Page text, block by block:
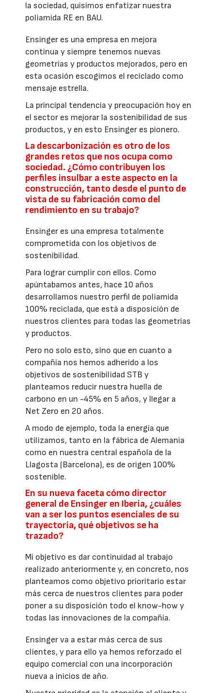
la sociedad, quisimos enfatizar nuestra
poliamida RE en BAU.
Ensinger es una empresa en mejora
continua y siempre tenemos nuevas
geometrías y productos mejorados, pero en
esta ocasión escogimos el reciclado como
mensaje estrella.
La principal tendencia y preocupación hoy en
el sector es mejorar la sostenibilidad de sus
productos, y en esto Ensinger es pionero.
La descarbonización es otro de los
grandes retos que nos ocupa como
sociedad. ¿Cómo contribuyen los
perfiles insulbar a este aspecto en la
construcción, tanto desde el punto de
vista de su fabricación como del
rendimiento en su trabajo?
Ensinger es una empresa totalmente
comprometida con los objetivos de
sostenibilidad.
Para lograr cumplir con ellos. Como
apúntabamos antes, hace 10 años
desarrollamos nuestro perfil de poliamida
100% reciclada, que está a disposición de
nuestros clientes para todas las geometrías
y productos.
Pero no solo esto, sino que en cuanto a
compañía nos hemos adherido a los
objetivos de sostenibilidad STB y
planteamos reducir nuestra huella de
carbono en un -45% en 5 años, y llegar a
Net Zero en 20 años.
A modo de ejemplo, toda la energía que
utilizamos, tanto en la fábrica de Alemania
como en nuestra central española de la
Llagosta (Barcelona), es de origen 100%
sostenible.
En su nueva faceta cómo director
general de Ensinger en Iberia, ¿cuáles
van a ser los puntos esenciales de su
trayectoria, qué objetivos se ha
trazado?
Mi objetivo es dar continuidad al trabajo
realizado anteriormente y, en concreto, nos
planteamos como objetivo prioritario estar
más cerca de nuestros clientes para poder
poner a su disposición todo el know-how y
todas las innovaciones de la compañía.
Ensinger va a estar más cerca de sus
clientes, y para ello ya hemos reforzado el
equipo comercial con una incorporación
nueva a inicios de año.